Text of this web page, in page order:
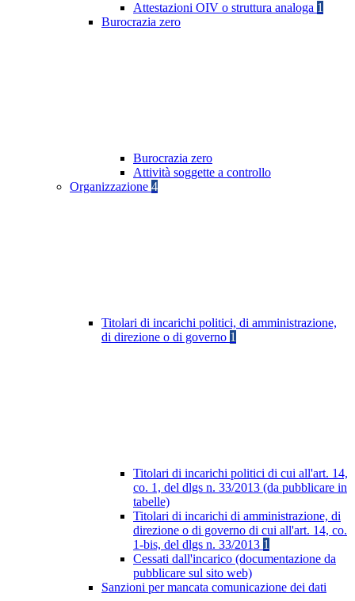
Attestazioni OIV o struttura analoga 1
Burocrazia zero
Burocrazia zero
Attività soggette a controllo
Organizzazione 4
Titolari di incarichi politici, di amministrazione,
di direzione o di governo 1
Titolari di incarichi politici di cui all'art. 14,
co. 1, del dlgs n. 33/2013 (da pubblicare in
tabelle)
Titolari di incarichi di amministrazione, di
direzione o di governo di cui all'art. 14, co.
1-bis, del dlgs n. 33/2013 1
Cessati dall'incarico (documentazione da
pubblicare sul sito web)
Sanzioni per mancata comunicazione dei dati